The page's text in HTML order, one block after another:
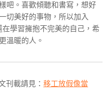
吧。喜歡傾聽和書寫，想好
切美好的事物，所以加入
學習擁抱不完美的自己，希
溫暖的人。
刊載請見： 移工放假像當